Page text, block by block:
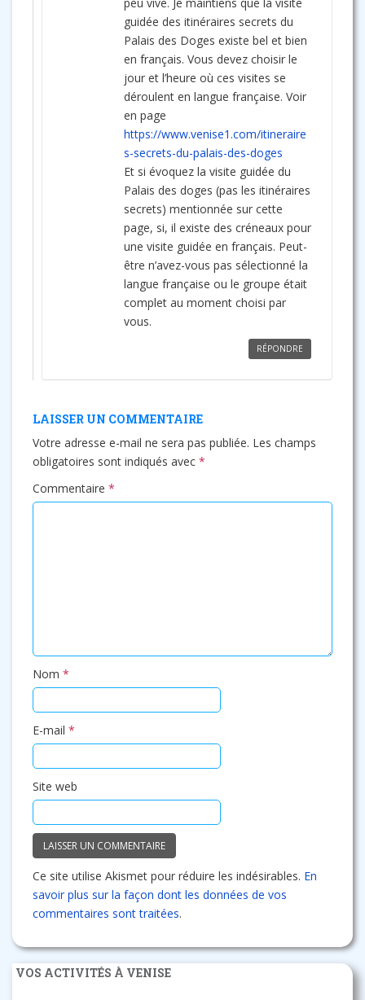
guidée des itinéraires secrets du
Palais des Doges existe bel et bien
en français. Vous devez choisir le
jour et l’heure où ces visites se
déroulent en langue française. Voir
en page
https://www.venise1.com/itineraire
s-secrets-du-palais-des-doges
Et si évoquez la visite guidée du
Palais des doges (pas les itinéraires
secrets) mentionnée sur cette
page, si, il existe des créneaux pour
une visite guidée en français. Peut-
être n’avez-vous pas sélectionné la
langue française ou le groupe était
complet au moment choisi par
vous.
RÉPONDRE
LAISSER UN COMMENTAIRE
Votre adresse e-mail ne sera pas publiée. Les champs
obligatoires sont indiqués avec *
Commentaire *
Nom *
E-mail *
Site web
Ce site utilise Akismet pour réduire les indésirables. En
savoir plus sur la façon dont les données de vos
commentaires sont traitées.
VOS ACTIVITÉS À VENISE